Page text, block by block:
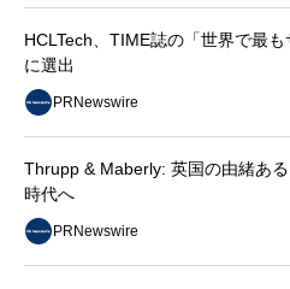
HCLTech、TIME誌の「世界で最
に選出
PRNewswire
Thrupp & Maberly: 英国の由緒あ
時代へ
PRNewswire